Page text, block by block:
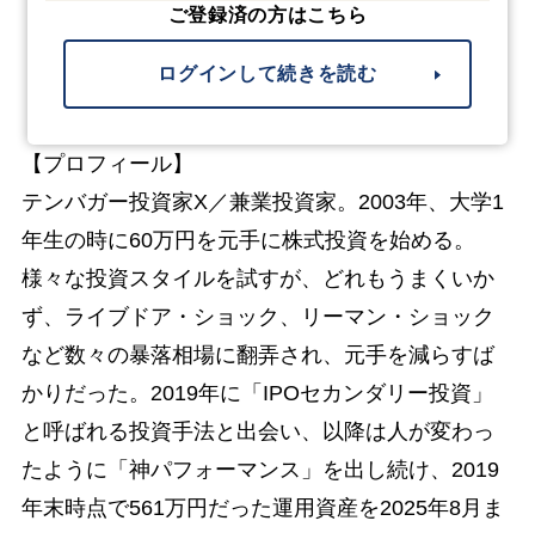
ご登録済の方はこちら
ログインして続きを読む
【プロフィール】
テンバガー投資家X／兼業投資家。2003年、大学1
年生の時に60万円を元手に株式投資を始める。
様々な投資スタイルを試すが、どれもうまくいか
ず、ライブドア・ショック、リーマン・ショック
など数々の暴落相場に翻弄され、元手を減らすば
かりだった。2019年に「IPOセカンダリー投資」
と呼ばれる投資手法と出会い、以降は人が変わっ
たように「神パフォーマンス」を出し続け、2019
年末時点で561万円だった運用資産を2025年8月ま